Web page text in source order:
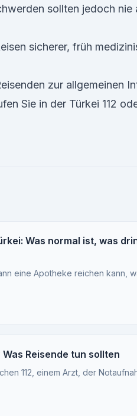
sollten jedoch
sicherer, früh
zur allgemeinen
Sie in der Türkei 112
Was normal ist, was
eine Apotheke reichen kann,
Reisende tun sollten
112, einem Arzt, der